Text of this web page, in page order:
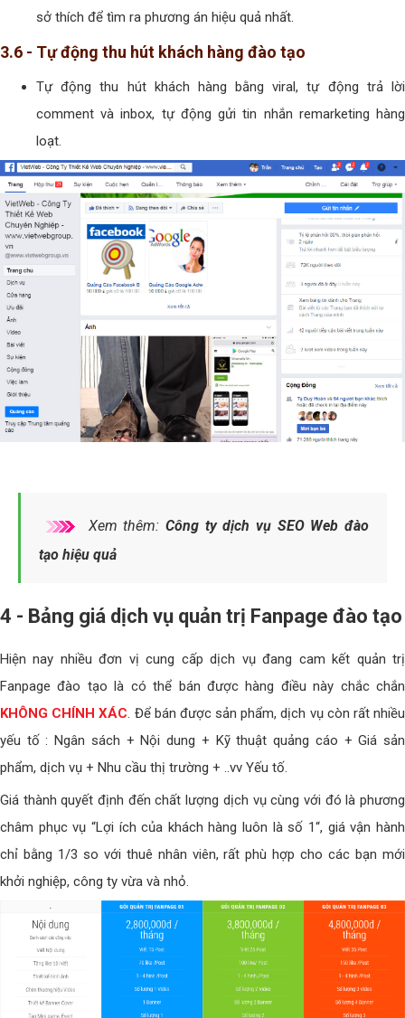
sở thích để tìm ra phương án hiệu quả nhất.
3.6 - Tự động thu hút khách hàng đào tạo
Tự động thu hút khách hàng bằng viral, tự động trả lời
comment và inbox, tự động gửi tin nhắn remarketing hàng
loạt.
Xem thêm: Công ty dịch vụ SEO Web đào
tạo hiệu quả
4 - Bảng giá dịch vụ quản trị Fanpage đào tạo
Hiện nay nhiều đơn vị cung cấp dịch vụ đang cam kết quản trị
Fanpage đào tạo là có thể bán được hàng điều này chắc chắn
KHÔNG CHÍNH XÁC. Để bán được sản phẩm, dịch vụ còn rất nhiều
yếu tố : Ngân sách + Nội dung + Kỹ thuật quảng cáo + Giá sản
phẩm, dịch vụ + Nhu cầu thị trường + ..vv Yếu tố.
Giá thành quyết định đến chất lượng dịch vụ cùng với đó là phương
châm phục vụ “Lợi ích của khách hàng luôn là số 1“, giá vận hành
chỉ bằng 1/3 so với thuê nhân viên, rất phù hợp cho các bạn mới
khởi nghiệp, công ty vừa và nhỏ.